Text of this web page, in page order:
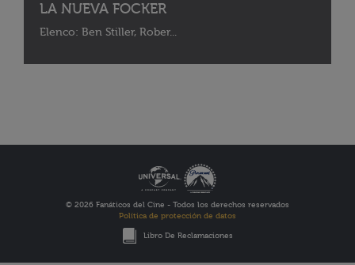
LA NUEVA FOCKER
Elenco: Ben Stiller, Rober...
© 2026 Fanáticos del Cine - Todos los derechos reservados
Política de protección de datos
Libro De Reclamaciones